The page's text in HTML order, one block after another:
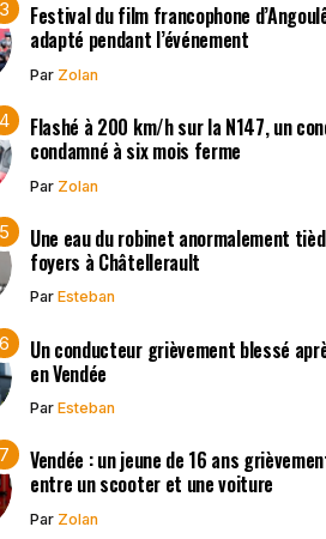
Festival du film francophone
adapté pendant l’événement
Par Zolan
Flashé à 200 km/h sur la N147, un
condamné à six mois ferme
Par Zolan
Une eau du robinet anormalement
foyers à Châtellerault
Par Esteban
Un conducteur grièvement blessé
en Vendée
Par Esteban
Vendée : un jeune de 16 ans
entre un scooter et une voiture
Par Zolan